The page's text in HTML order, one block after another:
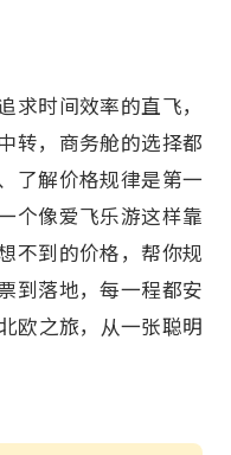
求时间效率的直飞，
转，商务舱的选择都
了解价格规律是第一
个像爱飞乐游这样靠
不到的价格，帮你规
到落地，每一程都安
欧之旅，从一张聪明